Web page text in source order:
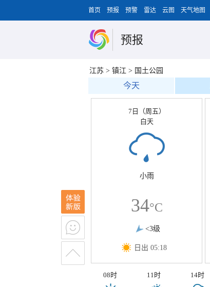
首页 预报 预警 雷达 云图 天气地图
预报
江苏 > 镇江 > 国土公园
今天
7日（周五）
白天
小雨
34°C
<3级
日出 05:18
08时 11时 14时